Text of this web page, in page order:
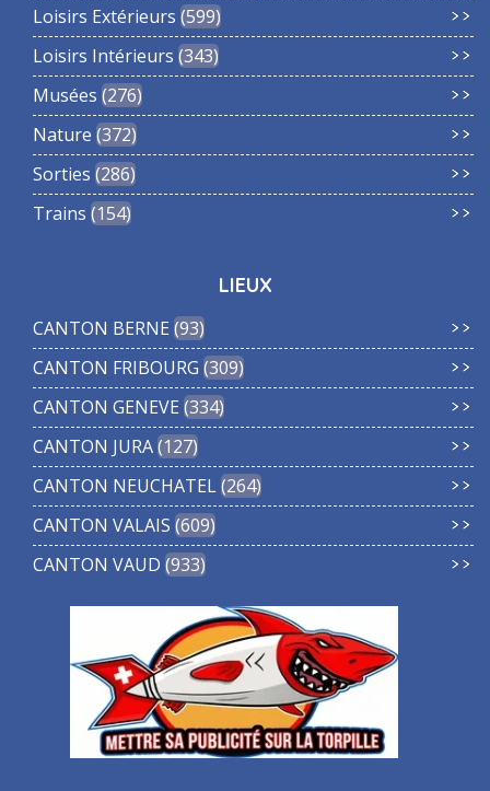
Loisirs Extérieurs 599
Loisirs Intérieurs 343
Musées 276
Nature 372
Sorties 286
Trains 154
LIEUX
CANTON BERNE 93
CANTON FRIBOURG 309
CANTON GENEVE 334
CANTON JURA 127
CANTON NEUCHATEL 264
CANTON VALAIS 609
CANTON VAUD 933